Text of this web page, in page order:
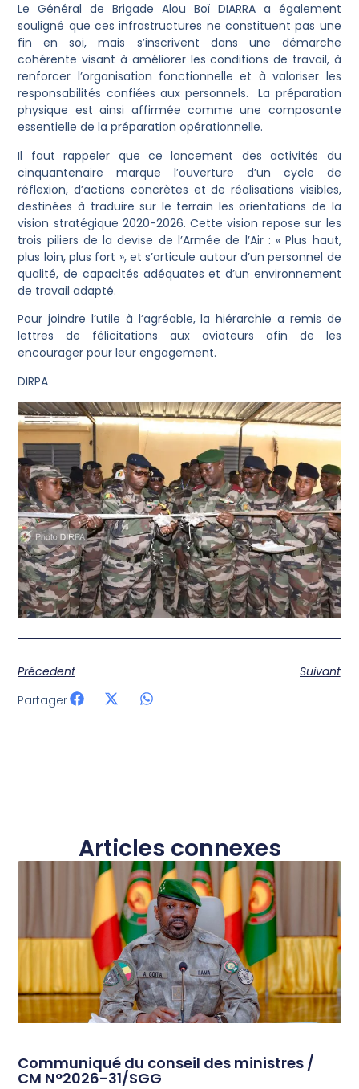
Le Général de Brigade Alou Boï DIARRA a également
souligné que ces infrastructures ne constituent pas une
fin en soi, mais s’inscrivent dans une démarche
cohérente visant à améliorer les conditions de travail, à
renforcer l’organisation fonctionnelle et à valoriser les
responsabilités confiées aux personnels. La préparation
physique est ainsi affirmée comme une composante
essentielle de la préparation opérationnelle.
Il faut rappeler que ce lancement des activités du
cinquantenaire marque l’ouverture d’un cycle de
réflexion, d’actions concrètes et de réalisations visibles,
destinées à traduire sur le terrain les orientations de la
vision stratégique 2020-2026. Cette vision repose sur les
trois piliers de la devise de l’Armée de l’Air : « Plus haut,
plus loin, plus fort », et s’articule autour d’un personnel de
qualité, de capacités adéquates et d’un environnement
de travail adapté.
Pour joindre l’utile à l’agréable, la hiérarchie a remis de
lettres de félicitations aux aviateurs afin de les
encourager pour leur engagement.
DIRPA
Précedent
Suivant
Partager
Articles connexes
Communiqué du conseil des ministres /
CM N°2026-31/SGG